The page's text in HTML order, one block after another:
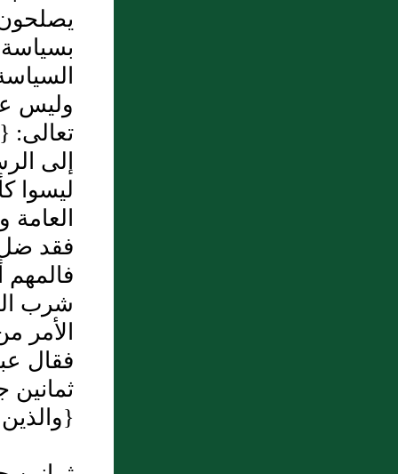
يصلحون
وليس
تعالى:
إلى
ليسوا
العامة
فقد ضل
شرب
الأمر
فقال